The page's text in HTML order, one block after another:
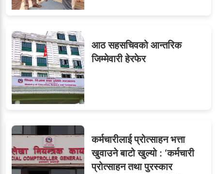
आठ सहसचिवको आन्तरिक
जिम्मेवारी हेरफेर
कर्मचारीलाई प्रोत्साहन भत्ता
खुवाउने बाटो खुल्यो : ‘कर्मचारी
प्रोत्साहन तथा पुरस्कार